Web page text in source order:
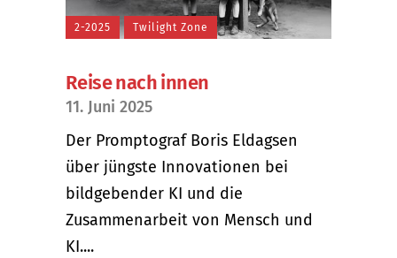
2-2025 Twilight Zone
Reise nach innen
11. Juni 2025
Der Promptograf Boris Eldagsen
über jüngste Innovationen bei
bildgebender KI und die
Zusammenarbeit von Mensch und
KI....